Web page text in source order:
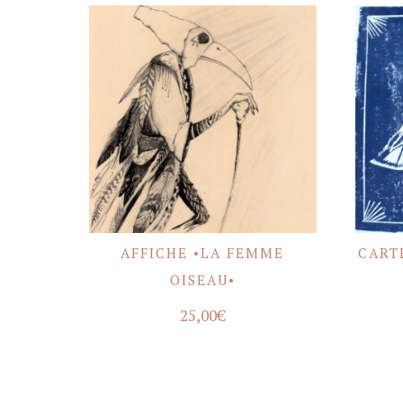
ACHETER
AFFICHE •LA FEMME
OISEAU•
25,00€